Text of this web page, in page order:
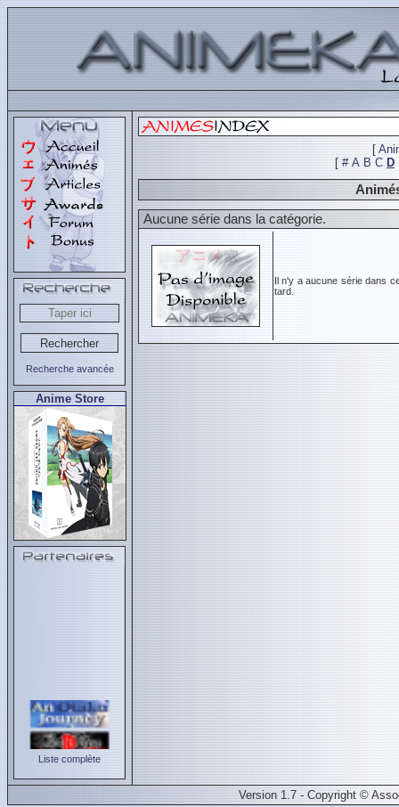
Recherche avancée
Anime Store
Liste complète
[
[ # A B C D
Aucune série dans la catégorie.
Il n'y a aucune série dans
tard.
Version 1.7 - Copyright ©